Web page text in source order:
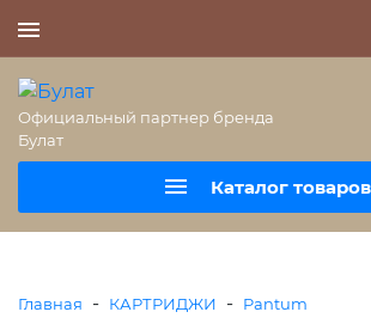
Официальный партнер бренда
Булат
Каталог товаров
Главная - КАРТРИДЖИ - Pantum